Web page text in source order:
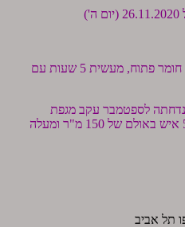
מבנה הבחינה: עיונית 3.5 שעות עם חומר פתוח, מעשית 5 שעות עם
מדובר בבחינת יולי 2020 שנדחתה לספטמבר עקב מגפת
הקורונה. הבחינה עם מסיכה. עד 50 איש באולם של 150 מ"ר ומעלה
תל אביב